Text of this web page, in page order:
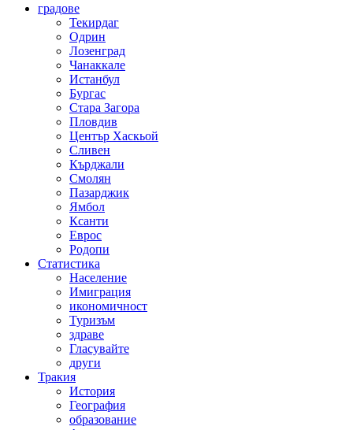
градове
Текирдаг
Одрин
Лозенград
Чанаккале
Истанбул
Бургас
Стара Загора
Пловдив
Център Хаскьой
Сливен
Кърджали
Смолян
Пазарджик
Ямбол
Ксанти
Еврос
Родопи
Статистика
Население
Имиграция
икономичност
Туризъм
здраве
Гласувайте
други
Тракия
История
География
образование